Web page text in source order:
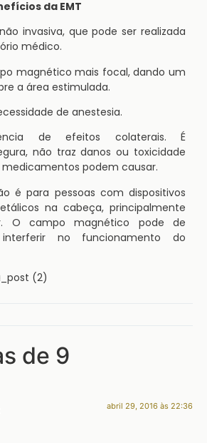
da EMT
invasiva, que pode ser realizada
médico.
magnético mais focal, dando um
a área estimulada.
de anestesia.
de efeitos colaterais. É
não traz danos ou toxicidade
podem causar.
é para pessoas com dispositivos
na cabeça, principalmente
O campo magnético pode de
no funcionamento do
de 9
abril 29, 2016 às 22:36